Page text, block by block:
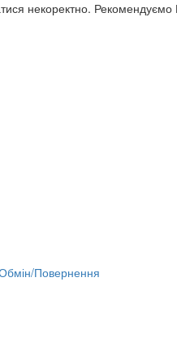
некоректно.
Повернення